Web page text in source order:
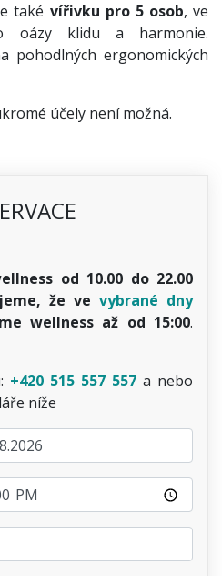
také vířivku pro 5 osob, ve
oázy klidu a harmonie.
pohodlných ergonomických
účely není možná.
od 10.00 do 22.00
že ve vybrané dny
wellness až od 15:00.
+420 515 557 557 a nebo
níže